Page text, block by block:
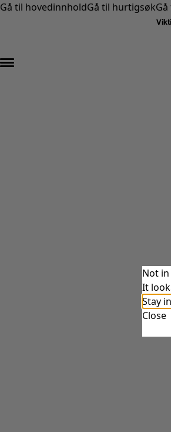
Gå til hovedinnholdGå til hurtigsøk
Not in
It
Stay
Close